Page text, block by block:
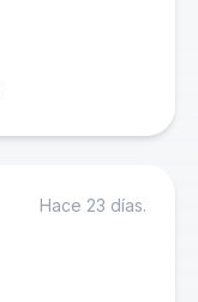
Hace 23 días.